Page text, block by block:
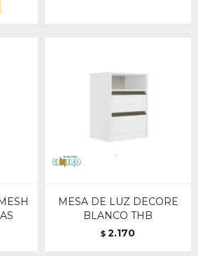
MESA DE LUZ DECORE
BLANCO THB
$ 2.170